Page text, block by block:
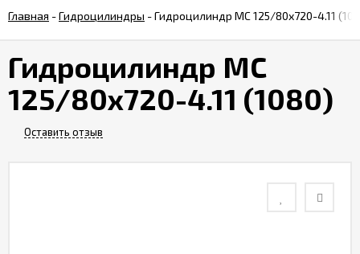
Главная -Гидроцилиндры -Гидроцилиндр МС 125/80х720-4.11
Гидроцилиндр МС
125/80х720-4.11 (1080)
Оставить отзыв